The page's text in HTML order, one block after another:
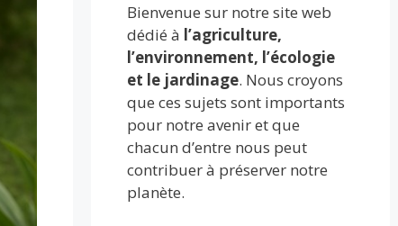
Bienvenue sur notre site web
dédié à l’agriculture,
l’environnement, l’écologie
et le jardinage. Nous croyons
que ces sujets sont importants
pour notre avenir et que
chacun d’entre nous peut
contribuer à préserver notre
planète.